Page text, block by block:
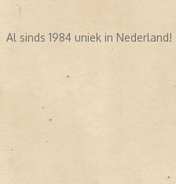
Al sinds 1984 uniek in Nederland!